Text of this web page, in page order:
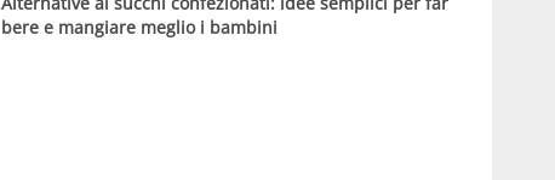
bere e mangiare meglio i bambini